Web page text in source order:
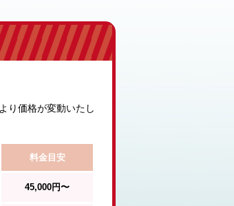
り価格が変動いたし
料金目安
45,000円〜